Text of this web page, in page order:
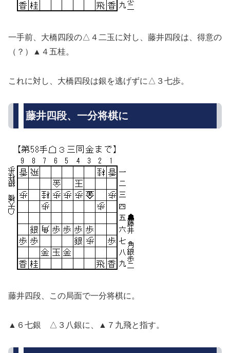
一手前、大橋四段の△４二玉に対し、藤井四段は、得意の
（？）▲４五桂。
これに対し、大橋四段は銀を逃げずに△３七歩。
藤井四段、一分将棋に
藤井四段、この局面で一分将棋に。
▲６七銀 △３八銀に、▲７九飛と指す。